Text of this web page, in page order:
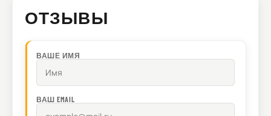
ОТЗЫВЫ
ВАШЕ ИМЯ
ВАШ EMAIL